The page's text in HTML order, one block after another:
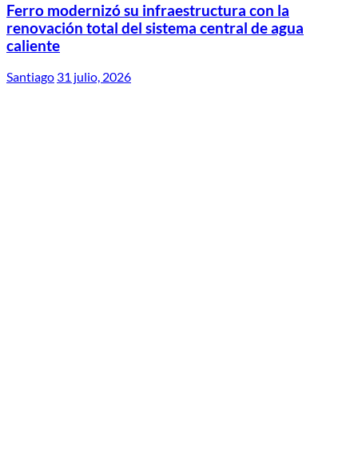
Ferro modernizó su infraestructura con la
renovación total del sistema central de agua
caliente
Santiago 31 julio, 2026